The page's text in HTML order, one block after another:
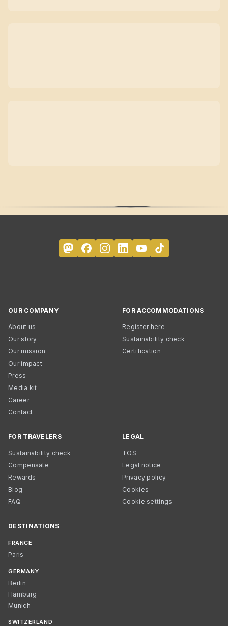
OUR COMPANY
About us
Our story
Our mission
Our impact
Press
Media kit
Career
Contact
FOR ACCOMMODATIONS
Register here
Sustainability check
Certification
FOR TRAVELERS
Sustainability check
Compensate
Rewards
Blog
FAQ
LEGAL
TOS
Legal notice
Privacy policy
Cookies
Cookie settings
DESTINATIONS
FRANCE
Paris
GERMANY
Berlin
Hamburg
Munich
SWITZERLAND